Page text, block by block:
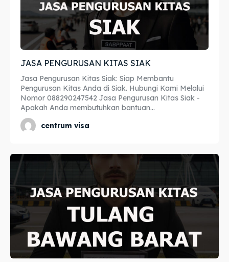
Apostille
Penerjemah
Asuransi
Blog
Apostille
Penerjemah
Asuransi
Blog
JASA PENGURUSAN KITAS SIAK
Jasa Pengurusan Kitas Siak: Siap Membantu
Pengurusan Kitas Anda di Siak. Hubungi Kami Melalui
Nomor 088290247542 Jasa Pengurusan Kitas Siak -
Apakah Anda membutuhkan bantuan...
centrum visa